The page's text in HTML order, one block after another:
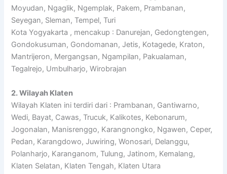
Moyudan, Ngaglik, Ngemplak, Pakem, Prambanan,
Seyegan, Sleman, Tempel, Turi
Kota Yogyakarta , mencakup : Danurejan, Gedongtengen,
Gondokusuman, Gondomanan, Jetis, Kotagede, Kraton,
Mantrijeron, Mergangsan, Ngampilan, Pakualaman,
Tegalrejo, Umbulharjo, Wirobrajan
2. Wilayah Klaten
Wilayah Klaten ini terdiri dari : Prambanan, Gantiwarno,
Wedi, Bayat, Cawas, Trucuk, Kalikotes, Kebonarum,
Jogonalan, Manisrenggo, Karangnongko, Ngawen, Ceper,
Pedan, Karangdowo, Juwiring, Wonosari, Delanggu,
Polanharjo, Karanganom, Tulung, Jatinom, Kemalang,
Klaten Selatan, Klaten Tengah, Klaten Utara